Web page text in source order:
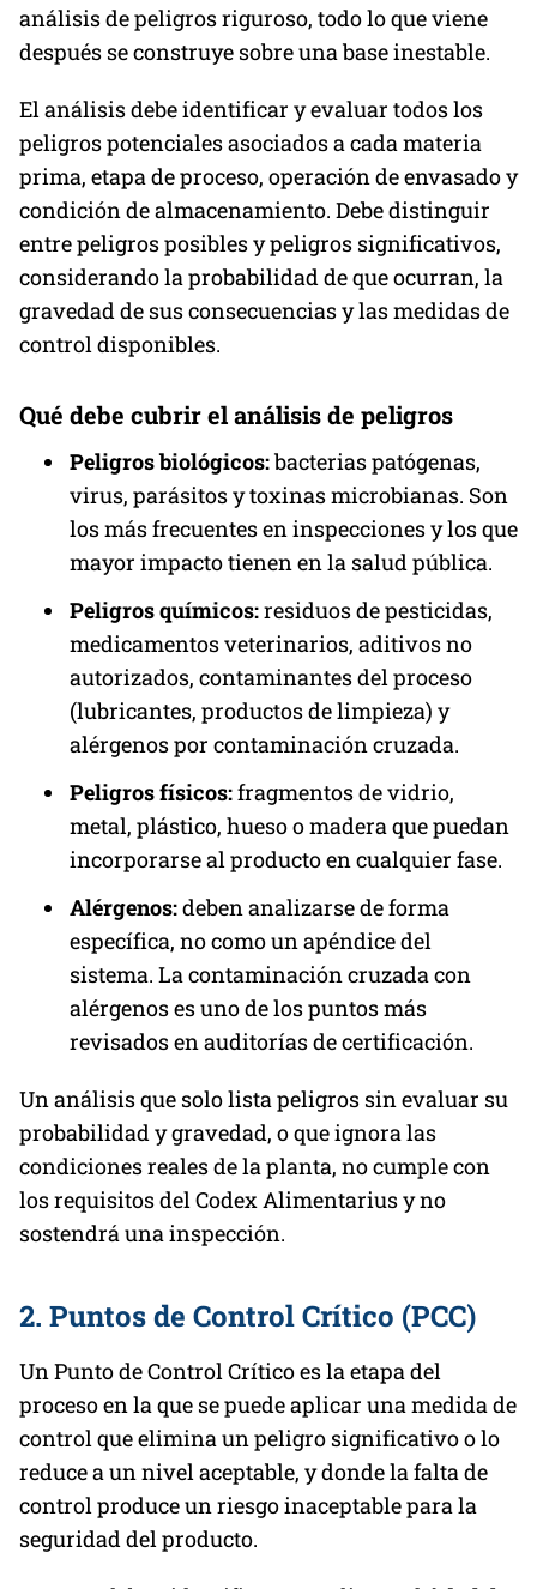
análisis de peligros riguroso, todo lo que viene
después se construye sobre una base inestable.
El análisis debe identificar y evaluar todos los
peligros potenciales asociados a cada materia
prima, etapa de proceso, operación de envasado y
condición de almacenamiento. Debe distinguir
entre peligros posibles y peligros significativos,
considerando la probabilidad de que ocurran, la
gravedad de sus consecuencias y las medidas de
control disponibles.
Qué debe cubrir el análisis de peligros
Peligros biológicos:bacterias patógenas,
virus, parásitos y toxinas microbianas. Son
los más frecuentes en inspecciones y los que
mayor impacto tienen en la salud pública.
Peligros químicos:residuos de pesticidas,
medicamentos veterinarios, aditivos no
autorizados, contaminantes del proceso
(lubricantes, productos de limpieza) y
alérgenos por contaminación cruzada.
Peligros físicos:fragmentos de vidrio,
metal, plástico, hueso o madera que puedan
incorporarse al producto en cualquier fase.
Alérgenos:deben analizarse de forma
específica, no como un apéndice del
sistema. La contaminación cruzada con
alérgenos es uno de los puntos más
revisados en auditorías de certificación.
Un análisis que solo lista peligros sin evaluar su
probabilidad y gravedad, o que ignora las
condiciones reales de la planta, no cumple con
los requisitos del Codex Alimentarius y no
sostendrá una inspección.
2. Puntos de Control Crítico (PCC)
Un Punto de Control Crítico es la etapa del
proceso en la que se puede aplicar una medida de
control que elimina un peligro significativo o lo
reduce a un nivel aceptable, y donde la falta de
control produce un riesgo inaceptable para la
seguridad del producto.